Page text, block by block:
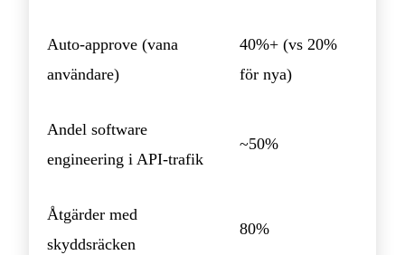
Auto-approve (vana
användare)
40%+ (vs 20%
för nya)
Andel software
engineering i API-trafik
~50%
Åtgärder med
skyddsräcken
80%